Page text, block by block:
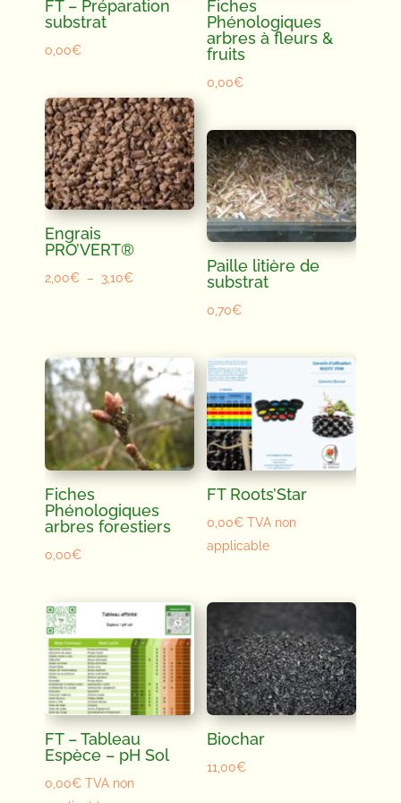
FT – Préparation
substrat
0,00€
Fiches
Phénologiques
arbres à fleurs &
fruits
0,00€
Engrais
PRO’VERT®
2,00€ – 3,10€Plage
à
3,10€
Paille litière de
substrat
0,70€
Fiches
Phénologiques
arbres forestiers
0,00€
FT Roots’Star
0,00€ TVA non
applicable
FT – Tableau
Espèce – pH Sol
0,00€ TVA non
Biochar
11,00€